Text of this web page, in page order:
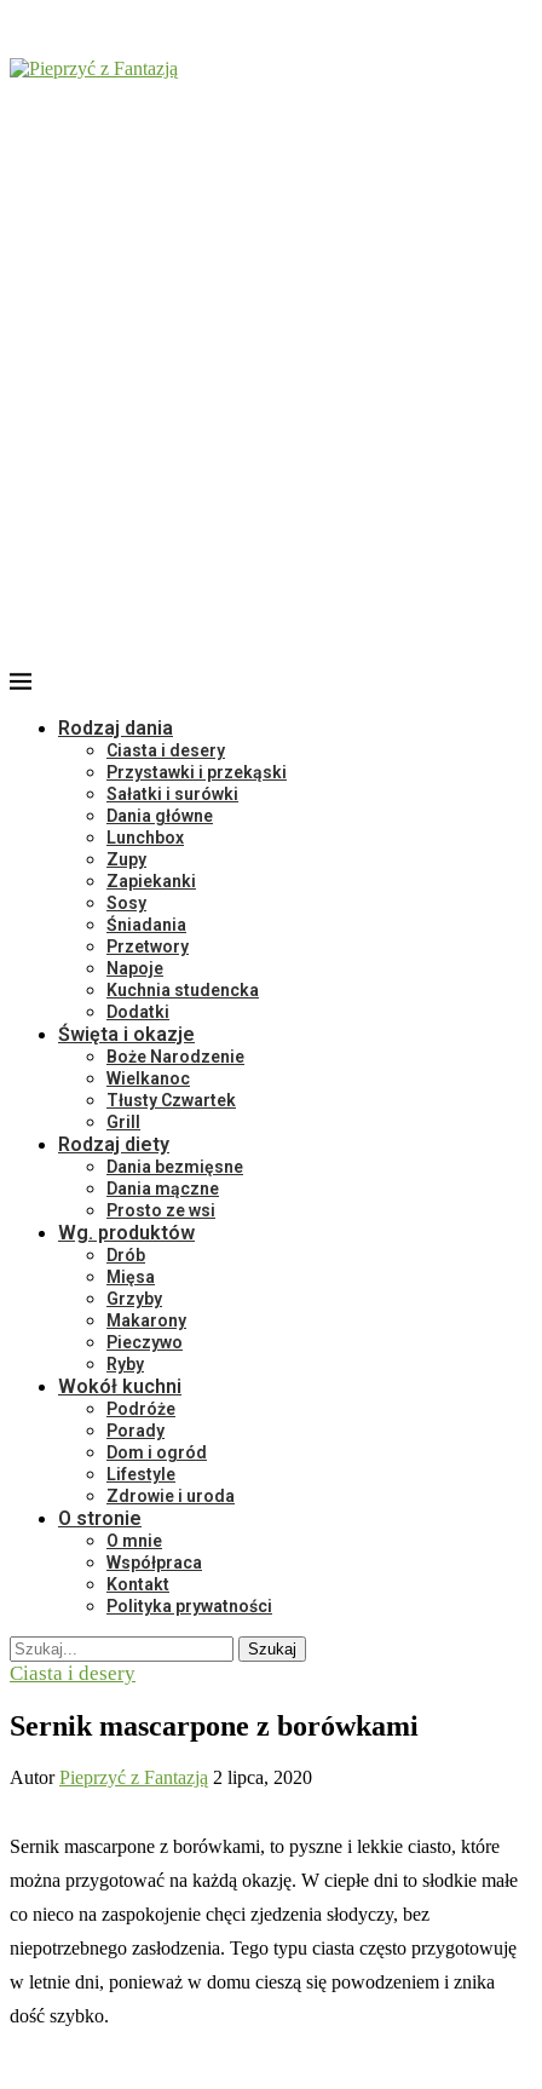
Rodzaj dania
Ciasta i desery
Przystawki i przekąski
Sałatki i surówki
Dania główne
Lunchbox
Zupy
Zapiekanki
Sosy
Śniadania
Przetwory
Napoje
Kuchnia studencka
Dodatki
Święta i okazje
Boże Narodzenie
Wielkanoc
Tłusty Czwartek
Grill
Rodzaj diety
Dania bezmięsne
Dania mączne
Prosto ze wsi
Wg. produktów
Drób
Mięsa
Grzyby
Makarony
Pieczywo
Ryby
Wokół kuchni
Podróże
Porady
Dom i ogród
Lifestyle
Zdrowie i uroda
O stronie
O mnie
Współpraca
Kontakt
Polityka prywatności
Szukaj
Ciasta i desery
Sernik mascarpone z borówkami
AutorPieprzyć z Fantazją 2 lipca, 2020
Sernik mascarpone z borówkami, to pyszne i lekkie ciasto, które
można przygotować na każdą okazję. W ciepłe dni to słodkie małe
co nieco na zaspokojenie chęci zjedzenia słodyczy, bez
niepotrzebnego zasłodzenia. Tego typu ciasta często przygotowuję
w letnie dni, ponieważ w domu cieszą się powodzeniem i znika
dość szybko.